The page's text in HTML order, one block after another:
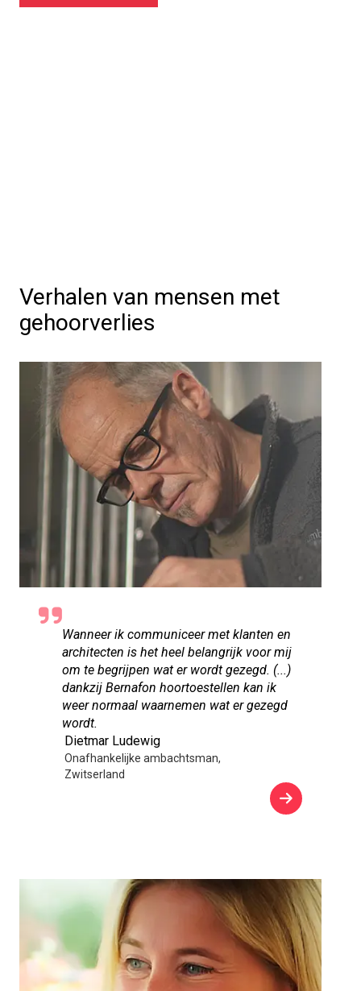
Verhalen van mensen met
gehoorverlies
Wanneer ik communiceer met klanten en
architecten is het heel belangrijk voor mij
om te begrijpen wat er wordt gezegd. (...)
dankzij Bernafon hoortoestellen kan ik
weer normaal waarnemen wat er gezegd
wordt.
Dietmar Ludewig
Onafhankelijke ambachtsman,
Zwitserland